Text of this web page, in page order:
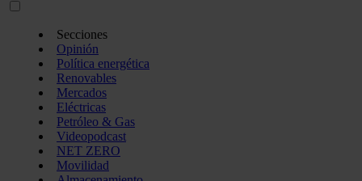
Secciones
Opinión
Política energética
Renovables
Mercados
Eléctricas
Petróleo & Gas
Videopodcast
NET ZERO
Movilidad